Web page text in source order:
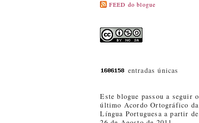
FEED do blogue
entradas únicas
Este blogue passou a seguir o
último Acordo Ortográfico da
Língua Portuguesa a partir de